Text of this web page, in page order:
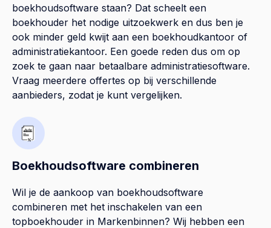
boekhoudsoftware staan? Dat scheelt een
boekhouder het nodige uitzoekwerk en dus ben je
ook minder geld kwijt aan een boekhoudkantoor of
administratiekantoor. Een goede reden dus om op
zoek te gaan naar betaalbare administratiesoftware.
Vraag meerdere offertes op bij verschillende
aanbieders, zodat je kunt vergelijken.
Boekhoudsoftware combineren
Wil je de aankoop van boekhoudsoftware
combineren met het inschakelen van een
topboekhouder in Markenbinnen? Wij hebben een